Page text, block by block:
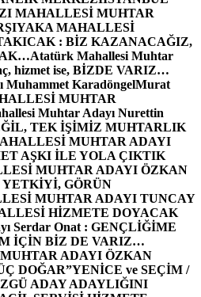
MAHALLESİ MUHTAR
MAHALLESİ
: BİZ KAZANACAĞIZ,
Atatürk Mahallesi Muhtar
hizmet ise, BİZDE VARIZ…
Muhammet KaradöngelMurat
MUHTAR
Muhtar Adayı Nurettin
TEK İŞİMİZ MUHTARLIK
MUHTAR ADAYI
AŞKI İLE YOLA ÇIKTIK
MUHTAR ADAYI ÖZKAN
GÖRÜN
MUHTAR ADAYI TUNCAY
HİZMETE DOYACAK
Serdar Onat : GENÇLİĞİME
İÇİN BİZ DE VARIZ…
ADAYI ÖZKAN
DOĞAR”YENİCE ve SEÇİM /
ADAY ADAYLIĞINI